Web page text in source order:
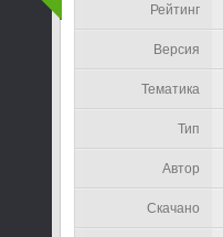
Рейтинг
Версия
Тематика
Тип
Автор
Скачано